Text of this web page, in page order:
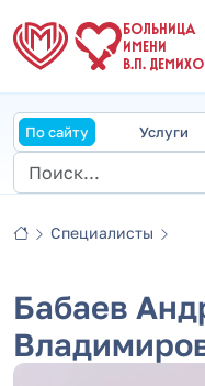
БОЛЬНИЦА
ИМЕНИ
В.П.
По сайту Услуги
Специалисты
Бабаев